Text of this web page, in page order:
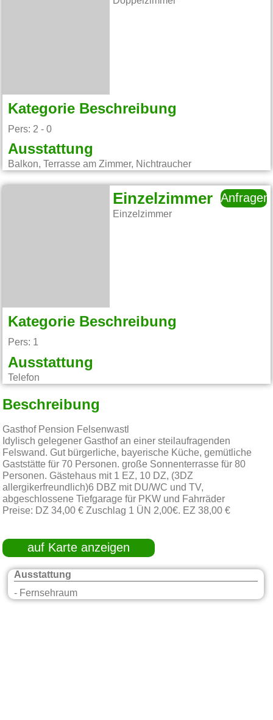
Kategorie Beschreibung
Pers: 2 - 0
Ausstattung
Balkon, Terrasse am Zimmer, Nichtraucher
Einzelzimmer
Einzelzimmer
Anfragen
Kategorie Beschreibung
Pers: 1
Ausstattung
Telefon
Beschreibung
Gasthof Pension Felsenwastl
Idylisch gelegener Gasthof an einer steilaufragenden
Felswand. Gut bürgerliche, bayerische Küche, gemütliche
Gaststätte für 70 Personen. große Sonnenterrasse für 80
Personen. Gästehaus mit 1 EZ, 10 DZ, (3DZ
allergikerfreundlich)6 DBZ mit DU/WC und TV,
abgeschlossene Tiefgarage für PKW und Fahrräder
Preise: DZ 34,00 € Zuschlag 1 ÜN 2,00€. EZ 38,00 €
auf Karte anzeigen
Ausstattung
- Fernsehraum